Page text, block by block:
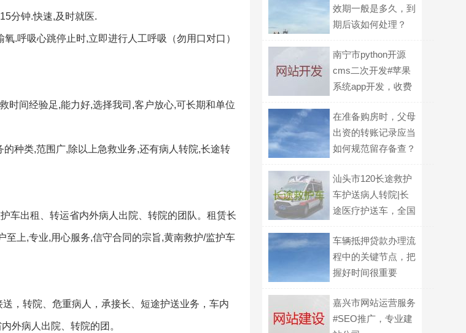
分钟.快速,及时就医.
.呼吸心跳停止时,立即进行人工呼吸（勿用口对口）
时间经验足,能力好,选择我司,客户放心,可长期和单位
种类,范围广,除以上急救业务,还有病人转院,长途转
车出租、转运省内外病人出院、转院的团队。租赁长
上,专业,用心服务,信守合同的宗旨,黄南救护/监护车
，转院、危重病人，承接长、短途护送业务，车内
外病人出院、转院的团。
效期一般是多久，到
期后该如何处理？
南宁市python开源
cms二次开发#苹果
系统app开发，收费
在准备购房时，父母
出资的转账记录应当
如何规范留存备查？
汕头市120长途救护
车护送病人转院|长
途医疗护送车，全国
车辆抵押贷款办理流
程中的关键节点，把
握好时间很重要
嘉兴市网站运营服务
#SEO推广，专业建